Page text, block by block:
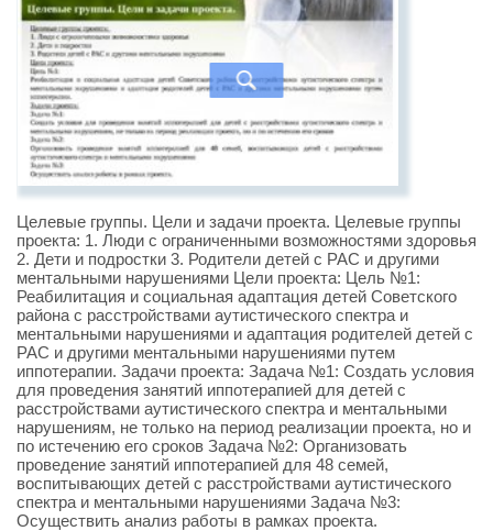
Целевые группы. Цели и задачи проекта. Целевые группы
проекта: 1. Люди с ограниченными возможностями здоровья
2. Дети и подростки 3. Родители детей с РАС и другими
ментальными нарушениями Цели проекта: Цель №1:
Реабилитация и социальная адаптация детей Советского
района с расстройствами аутистического спектра и
ментальными нарушениями и адаптация родителей детей с
РАС и другими ментальными нарушениями путем
иппотерапии. Задачи проекта: Задача №1: Создать условия
для проведения занятий иппотерапией для детей с
расстройствами аутистического спектра и ментальными
нарушениям, не только на период реализации проекта, но и
по истечению его сроков Задача №2: Организовать
проведение занятий иппотерапией для 48 семей,
воспитывающих детей с расстройствами аутистического
спектра и ментальными нарушениями Задача №3:
Осуществить анализ работы в рамках проекта.